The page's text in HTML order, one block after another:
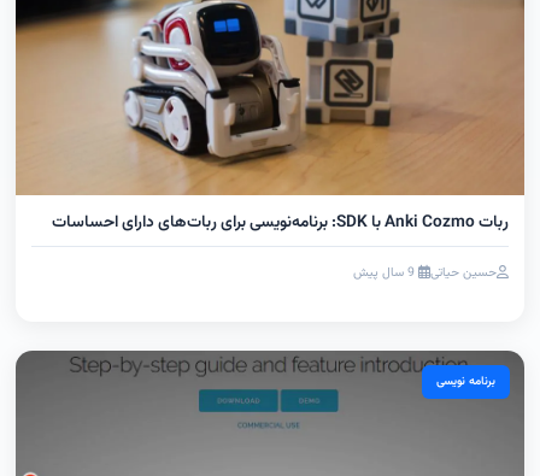
ربات Anki Cozmo با SDK: برنامه‌نویسی برای ربات‌های دارای احساسات
حسین حیاتی 9 سال پیش
برنامه نویسی